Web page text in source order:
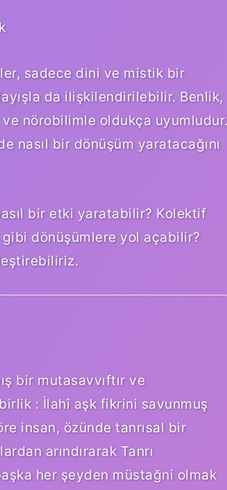
sadece dini ve mistik bir
da ilişkilendirilebilir. Benlik,
nörobilimle oldukça
nasıl bir dönüşüm yaratacağını
bir etki yaratabilir? Kolektif
dönüşümlere yol açabilir?
bir mutasavvıftır ve
: İlahî aşk fikrini savunmuş
insan, özünde tanrısal bir
arındırarak Tanrı
her şeyden müstağni olmak